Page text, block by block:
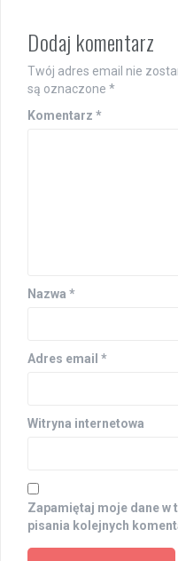
Dodaj komentarz
Twój adres email nie
są oznaczone *
Komentarz *
Nazwa *
Adres email *
Witryna internetowa
Zapamiętaj moje dane
pisania kolejnych